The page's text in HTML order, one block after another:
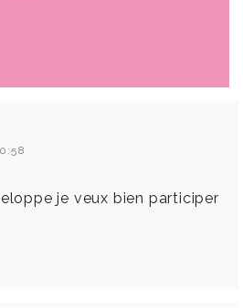
je veux bien participer